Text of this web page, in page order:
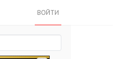
ВОЙТИ